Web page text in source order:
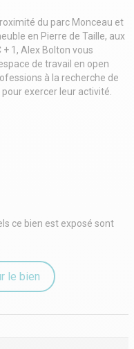
du parc Monceau et
en Pierre de Taille, aux
1, Alex Bolton vous
de travail en open
à la recherche de
exercer leur activité.
pour les collaborateurs
ce bien est exposé sont
le bien